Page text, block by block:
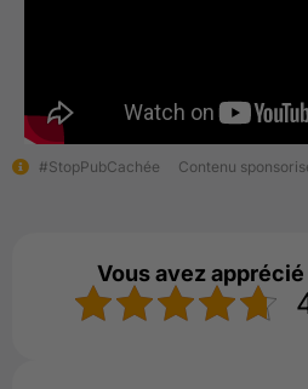
#StopPubCachée Contenu
Vous avez